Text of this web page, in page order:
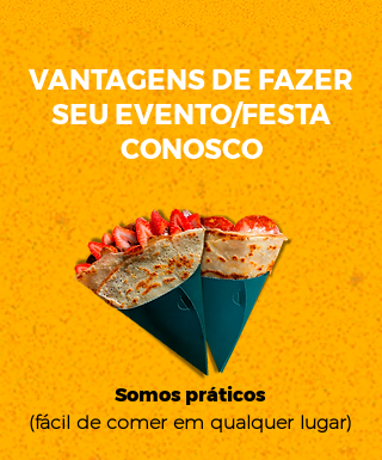
VANTAGENS DE FAZER
SEU EVENTO/FESTA
CONOSCO
Somos práticos
(fácil de comer em qualquer lugar)